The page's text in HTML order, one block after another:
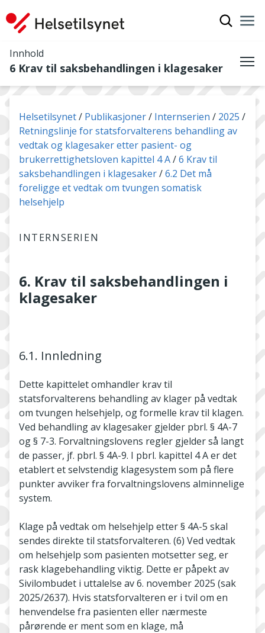
Innhold
6 Krav til saksbehandlingen i klagesaker
Du er her:
Helsetilsynet Publikasjoner Internserien
2025
Retningslinje for statsforvalterens behandling av
vedtak og klagesaker etter pasient- og
brukerrettighetsloven kapittel 4 A
6 Krav til
saksbehandlingen i klagesaker
6.2 Det må
foreligge et vedtak om tvungen somatisk
helsehjelp
INTERNSERIEN
6. Krav til saksbehandlingen i
klagesaker
6.1. Innledning
Dette kapittelet omhandler krav til
statsforvalterens behandling av klager på vedtak
om tvungen helsehjelp, og formelle krav til klagen.
Ved behandling av klagesaker gjelder pbrl. § 4A-7
og § 7-3. Forvaltningslovens regler gjelder så langt
de passer, jf. pbrl. § 4A-9. I pbrl. kapittel 4 A er det
etablert et selvstendig klagesystem som på flere
punkter avviker fra forvaltningslovens alminnelige
system.
Klage på vedtak om helsehjelp etter § 4A-5 skal
sendes direkte til statsforvalteren. (6) Ved vedtak
om helsehjelp som pasienten motsetter seg, er
rask klagebehandling viktig. Dette er påpekt av
Sivilombudet i uttalelse av 6. november 2025 (sak
2025/2637). Hvis statsforvalteren er i tvil om en
henvendelse fra pasienten eller nærmeste
pårørende er ment som en klage, må